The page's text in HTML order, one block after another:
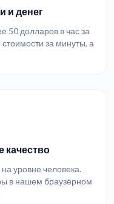
и денег
50 долларов в час за
за минуты, а
качество
уровне человека.
в нашем браузёрном